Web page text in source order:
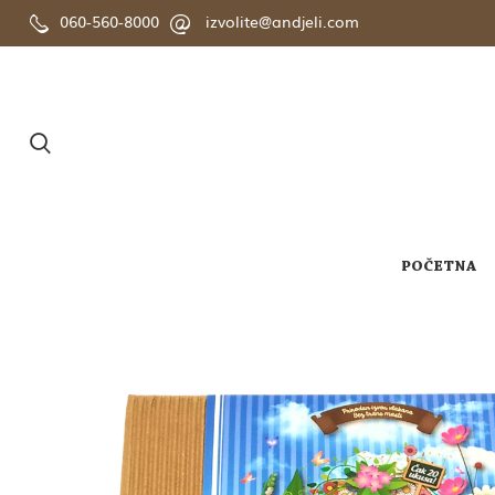
060-560-8000 izvolite@andjeli.com
POČETNA